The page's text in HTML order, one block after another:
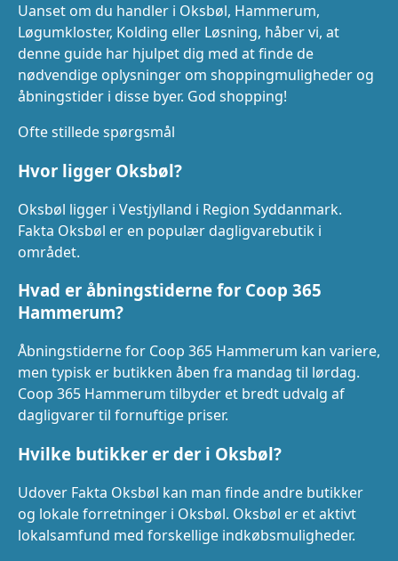
Uanset om du handler i Oksbøl, Hammerum,
Løgumkloster, Kolding eller Løsning, håber vi, at
denne guide har hjulpet dig med at finde de
nødvendige oplysninger om shoppingmuligheder og
åbningstider i disse byer. God shopping!
Ofte stillede spørgsmål
Hvor ligger Oksbøl?
Oksbøl ligger i Vestjylland i Region Syddanmark.
Fakta Oksbøl er en populær dagligvarebutik i
området.
Hvad er åbningstiderne for Coop 365
Hammerum?
Åbningstiderne for Coop 365 Hammerum kan variere,
men typisk er butikken åben fra mandag til lørdag.
Coop 365 Hammerum tilbyder et bredt udvalg af
dagligvarer til fornuftige priser.
Hvilke butikker er der i Oksbøl?
Udover Fakta Oksbøl kan man finde andre butikker
og lokale forretninger i Oksbøl. Oksbøl er et aktivt
lokalsamfund med forskellige indkøbsmuligheder.